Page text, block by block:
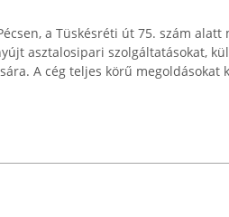
a Tüskésréti út 75. szám alatt
asztalosipari szolgáltatásokat,
A cég teljes körű megoldásokat